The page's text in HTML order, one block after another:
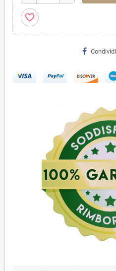
favorite_border
Condividi